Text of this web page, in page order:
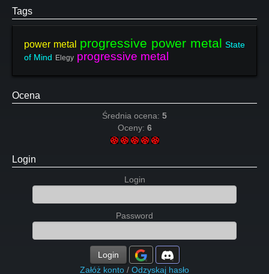
Tags
power metal progressive power metal State
of Mind Elegy progressive metal
Ocena
Średnia ocena: 5
Oceny: 6
Login
Login
Password
Login
Załóż konto / Odzyskaj hasło